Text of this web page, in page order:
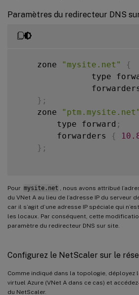
Paramètres du redirecteur DNS
    zone
"mysite.net"
{
type
} ;
    zone
"ptm.mysite.net"
        type forward
;
        forwarders
{
} ;
Pour mysite.net
, nous avons attribué
du VNet A au lieu de l’adresse IP du serveur
car il s’agit d’une adresse IP spéciale qui
les locaux. Par conséquent, cette
paramètre du redirecteur DNS sur site.
Configurez le NetScaler sur le
Comme indiqué dans la topologie, déployez
virtuel Azure (VNet A dans ce cas) et
du NetScaler.